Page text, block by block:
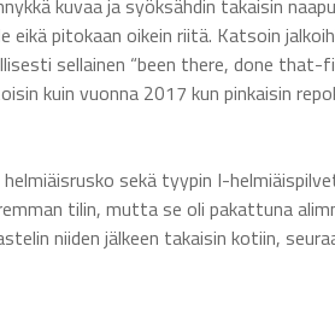
kuvaa ja syöksähdin takaisin
pitokaan oikein riitä. Katsoin
sellainen “been there, done that-
kuin vuonna 2017 kun pinkaisin
sekä tyypin I-
tilin, mutta se oli pakattuna
niiden jälkeen takaisin kotiin,